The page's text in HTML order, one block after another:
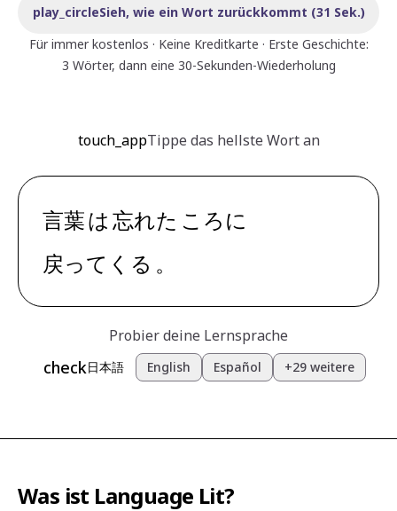
play_circleSieh, wie ein Wort zurückkommt (31 Sek.)
Für immer kostenlos · Keine Kreditkarte · Erste Geschichte:
3 Wörter, dann eine 30-Sekunden-Wiederholung
touch_appTippe das hellste Wort an
言葉は忘れた ころに
戻ってくる 。
Probier deine Lernsprache
check日本語 English Español +29 weitere
Was ist Language Lit?